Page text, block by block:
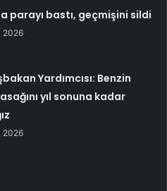
parayı bastı, geçmişini sildi
2026
Yardımcısı: Benzin
yıl sonuna kadar
2026